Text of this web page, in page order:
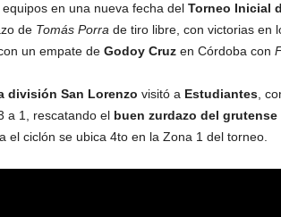
en una nueva fecha del Torneo Inicial
de Tomás Porra de tiro libre, con victorias en
con un empate de Godoy Cruzen Córdoba con
división San Lorenzo visitó a Estudiantes,
a 1, rescatando el buen zurdazo del
el ciclón se ubica 4to en la Zona 1 del torneo.